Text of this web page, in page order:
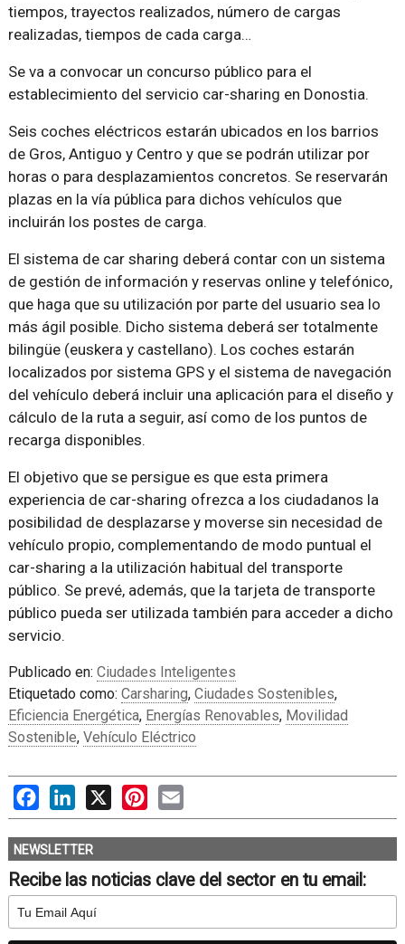
tiempos, trayectos realizados, número de cargas
realizadas, tiempos de cada carga…
Se va a convocar un concurso público para el
establecimiento del servicio car-sharing en Donostia.
Seis coches eléctricos estarán ubicados en los barrios
de Gros, Antiguo y Centro y que se podrán utilizar por
horas o para desplazamientos concretos. Se reservarán
plazas en la vía pública para dichos vehículos que
incluirán los postes de carga.
El sistema de car sharing deberá contar con un sistema
de gestión de información y reservas online y telefónico,
que haga que su utilización por parte del usuario sea lo
más ágil posible. Dicho sistema deberá ser totalmente
bilingüe (euskera y castellano). Los coches estarán
localizados por sistema GPS y el sistema de navegación
del vehículo deberá incluir una aplicación para el diseño y
cálculo de la ruta a seguir, así como de los puntos de
recarga disponibles.
El objetivo que se persigue es que esta primera
experiencia de car-sharing ofrezca a los ciudadanos la
posibilidad de desplazarse y moverse sin necesidad de
vehículo propio, complementando de modo puntual el
car-sharing a la utilización habitual del transporte
público. Se prevé, además, que la tarjeta de transporte
público pueda ser utilizada también para acceder a dicho
servicio.
Publicado en: Ciudades Inteligentes
Etiquetado como: Carsharing, Ciudades Sostenibles,
Eficiencia Energética, Energías Renovables, Movilidad
Sostenible, Vehículo Eléctrico
FacebookLinkedIn
X PinterestEmail
NEWSLETTER
Recibe las noticias clave del sector en tu email: